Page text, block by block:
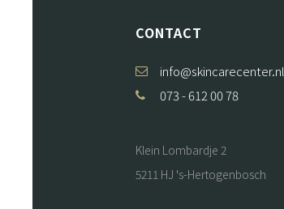
CONTACT
info@skincarecenter.nl
073 - 612 00 78
Klein Lombardje 2
5211 HJ 's-Hertogenbosch